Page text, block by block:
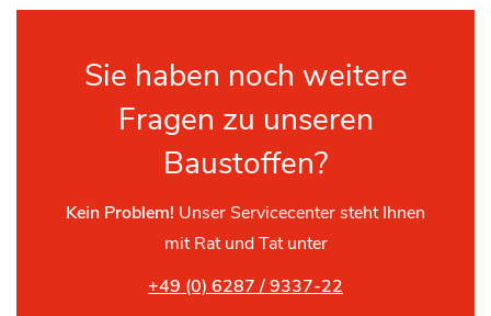
Sie haben noch weitere
Fragen zu unseren
Baustoffen?
Kein Problem! Unser Servicecenter steht Ihnen
mit Rat und Tat unter
+49 (0) 6287 / 9337-22